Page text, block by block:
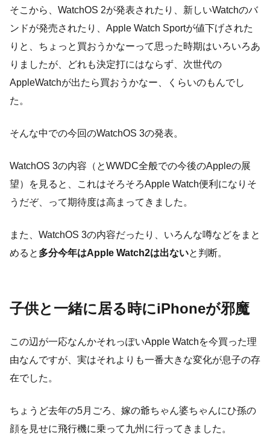
そこから、WatchOS 2が発表されたり、新しいWatchのバ
ンドが発売されたり、Apple Watch Sportが値下げされた
りと、ちょっと買おうかなーって思った時期はいろいろあ
りましたが、どれも決定打にはならず、次世代の
AppleWatchが出たら買おうかなー、くらいのもんでし
た。
そんな中での今回のWatchOS 3の発表。
WatchOS 3の内容（とWWDC全般での今後のAppleの展
望）を見ると、これはそろそろApple Watch便利になりそ
うだぞ、って期待度は高まってきました。
また、WatchOS 3の内容だったり、いろんな噂などをまと
めると 多分今年はApple Watch2は出ないと判断。
子供と一緒に居る時にiPhoneが邪魔
この辺が一応なんかそれっぽいApple Watchを今買った理
由なんですが、実はそれよりも一番大きな変化が息子の存
在でした。
ちょうど去年の5月ごろ、嫁の爺ちゃん婆ちゃんにひ孫の
顔を見せに飛行機に乗って九州に行ってきました。